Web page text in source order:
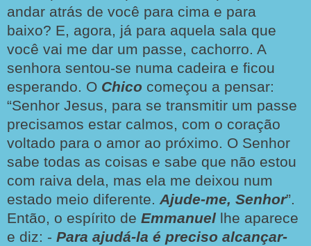
andar atrás de você para cima e para
baixo? E, agora, já para aquela sala que
você vai me dar um passe, cachorro. A
senhora sentou-se numa cadeira e ficou
esperando. O Chico começou a pensar:
“Senhor Jesus, para se transmitir um passe
precisamos estar calmos, com o coração
voltado para o amor ao próximo. O Senhor
sabe todas as coisas e sabe que não estou
com raiva dela, mas ela me deixou num
estado meio diferente. Ajude-me, Senhor”.
Então, o espírito de Emmanuel lhe aparece
e diz: - Para ajudá-la é preciso alcançar-